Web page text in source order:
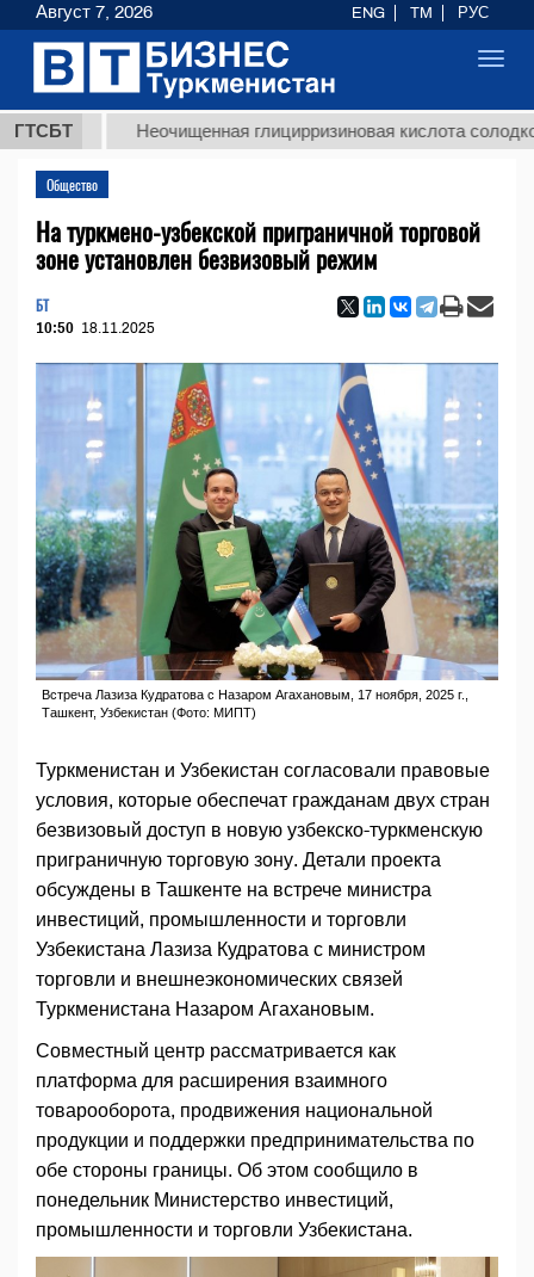
ГТСБТНеочищенная глицирризиновая кислота солодкового
Общество
На туркмено-узбекской приграничной торговой
зоне установлен безвизовый режим
БТ
10:50 18.11.2025
Встреча Лазиза Кудратова с Назаром Агахановым, 17 ноября, 2025 г.,
Ташкент, Узбекистан (Фото: МИПТ)
Туркменистан и Узбекистан согласовали правовые
условия, которые обеспечат гражданам двух стран
безвизовый доступ в новую узбекско-туркменскую
приграничную торговую зону. Детали проекта
обсуждены в Ташкенте на встрече министра
инвестиций, промышленности и торговли
Узбекистана Лазиза Кудратова с министром
торговли и внешнеэкономических связей
Туркменистана Назаром Агахановым.
Совместный центр рассматривается как
платформа для расширения взаимного
товарооборота, продвижения национальной
продукции и поддержки предпринимательства по
обе стороны границы. Об этом сообщило в
понедельник Министерство инвестиций,
промышленности и торговли Узбекистана.
Август 7, 2026 ENG TM РУС